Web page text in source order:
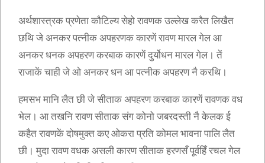
अर्थशास्त्रक प्रणेता कौटिल्य सेहो रावणक उल्लेख करैत लिखैत
छथि जे अनकर पत्नीक अपहरणक कारणें रावण मारल गेल आ
अनकर धनक अपहरण करबाक कारणें दुर्योधन मारल गेल। तें
राजाकें चाही जे ओ अनकर धन आ पत्नीक अपहरण नै करथि।
हमसभ मानि लैत छी जे सीताक अपहरण करबाक कारणें रावणक वध
भेल। आ तखनि रावण सीताक संग कोनो जबरदस्ती नै केलक ई
कहैत रावणकें दोषमुक्त कए ओकरा प्रति कोमल भावना पालि लैत
छी। मुदा रावण वधक असली कारण सीताक हरणसँ पूर्वहिँ रचल गेल